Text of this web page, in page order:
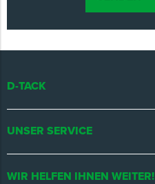
D-TACK
UNSER SERVICE
WIR HELFEN IHNEN WEITER!